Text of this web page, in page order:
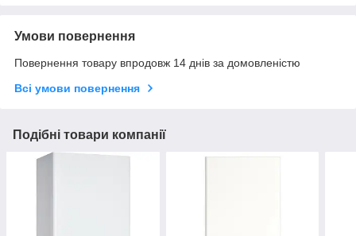
Умови повернення
Повернення товару впродовж 14 днів за домовленістю
Всі умови повернення
Подібні товари компанії